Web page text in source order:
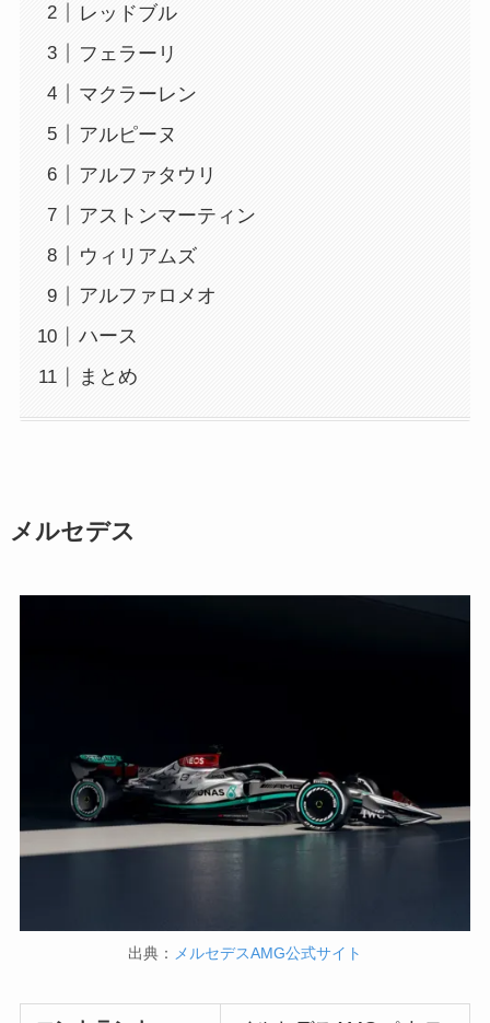
レッドブル
フェラーリ
マクラーレン
アルピーヌ
アルファタウリ
アストンマーティン
ウィリアムズ
アルファロメオ
ハース
まとめ
メルセデス
出典： メルセデスAMG公式サイト